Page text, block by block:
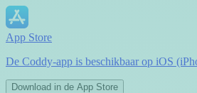
App Store
De Coddy-app is beschikbaar op iOS
Download in de App Store